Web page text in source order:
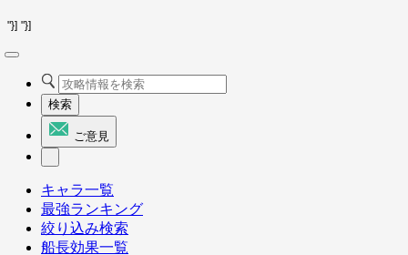
"}] "}]
検索
ご意見
キャラ一覧
最強ランキング
絞り込み検索
船長効果一覧